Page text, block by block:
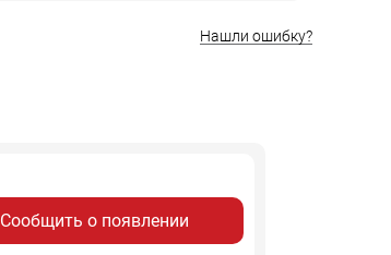
Нашли ошибку?
Сообщить о появлении